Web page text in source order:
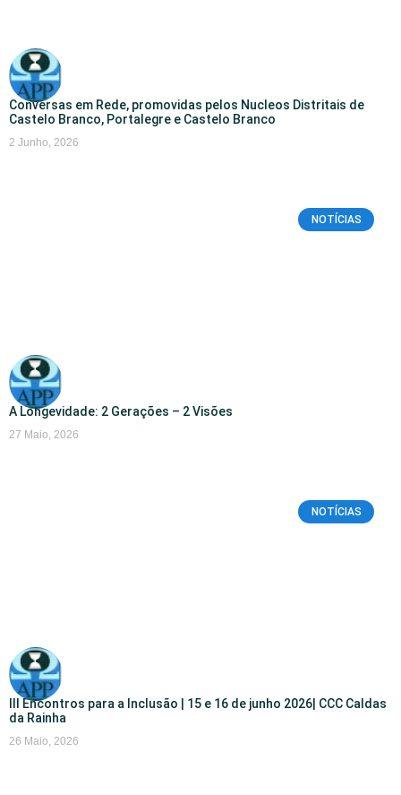
Conversas em Rede, promovidas pelos Nucleos Distritais de
Castelo Branco, Portalegre e Castelo Branco
2 Junho, 2026
NOTÍCIAS
A Longevidade: 2 Gerações – 2 Visões
27 Maio, 2026
NOTÍCIAS
III Encontros para a Inclusão | 15 e 16 de junho 2026| CCC Caldas
da Rainha
26 Maio, 2026